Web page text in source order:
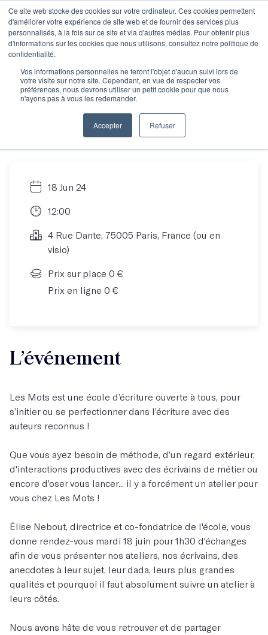
Ce site web stocke des cookies sur votre ordinateur. Ces cookies permettent
d'améliorer votre expérience de site web et de fournir des services plus
personnalisés, à la fois sur ce site et via d'autres médias. Pour obtenir plus
d'informations sur les cookies que nous utilisons, consultez notre politique de
confidentialité.
Vos informations personnelles ne feront l'objet d'aucun suivi lors de
votre visite sur notre site. Cependant, en vue de respecter vos
préférences, nous devrons utiliser un petit cookie pour que nous
n'ayons pas à vous les redemander.
Accepter Refuser
Rencontre
informative : trouver
son atelier idéal
18 Jun 24
12:00
4 Rue Dante, 75005 Paris, France (ou en
visio)
Prix sur place 0 €
Prix en ligne 0 €
L’événement
Les Mots est une école d’écriture ouverte à tous, pour
s’initier ou se perfectionner dans l’écriture avec des
auteurs reconnus !
Que vous ayez besoin de méthode, d’un regard extérieur,
d'interactions productives avec des écrivains de métier ou
encore d’oser vous lancer... il y a forcément un atelier pour
vous chez Les Mots !
Élise Nebout, directrice et co-fondatrice de l'école, vous
donne rendez-vous mardi 18 juin pour 1h30 d'échanges
afin de vous présenter nos ateliers, nos écrivains, des
anecdotes à leur sujet, leur dada, leurs plus grandes
qualités et pourquoi il faut absolument suivre un atelier à
leurs côtés.
Nous avons hâte de vous retrouver et de partager